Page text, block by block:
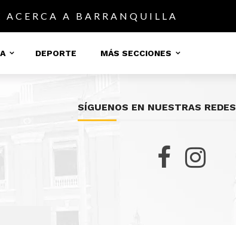
A BARRANQUILLA
DEPORTE MÁS SECCIONES
SÍGUENOS EN NUESTRAS REDES